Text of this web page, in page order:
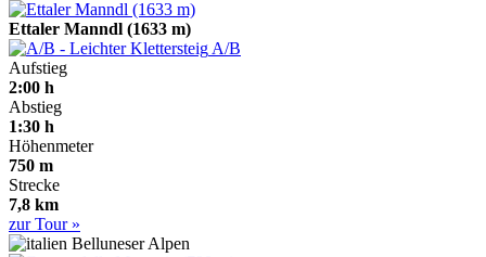
Ettaler Manndl (1633 m)
A/B
Aufstieg
2:00 h
Abstieg
1:30 h
Höhenmeter
750 m
Strecke
7,8 km
zur Tour »
Belluneser Alpen